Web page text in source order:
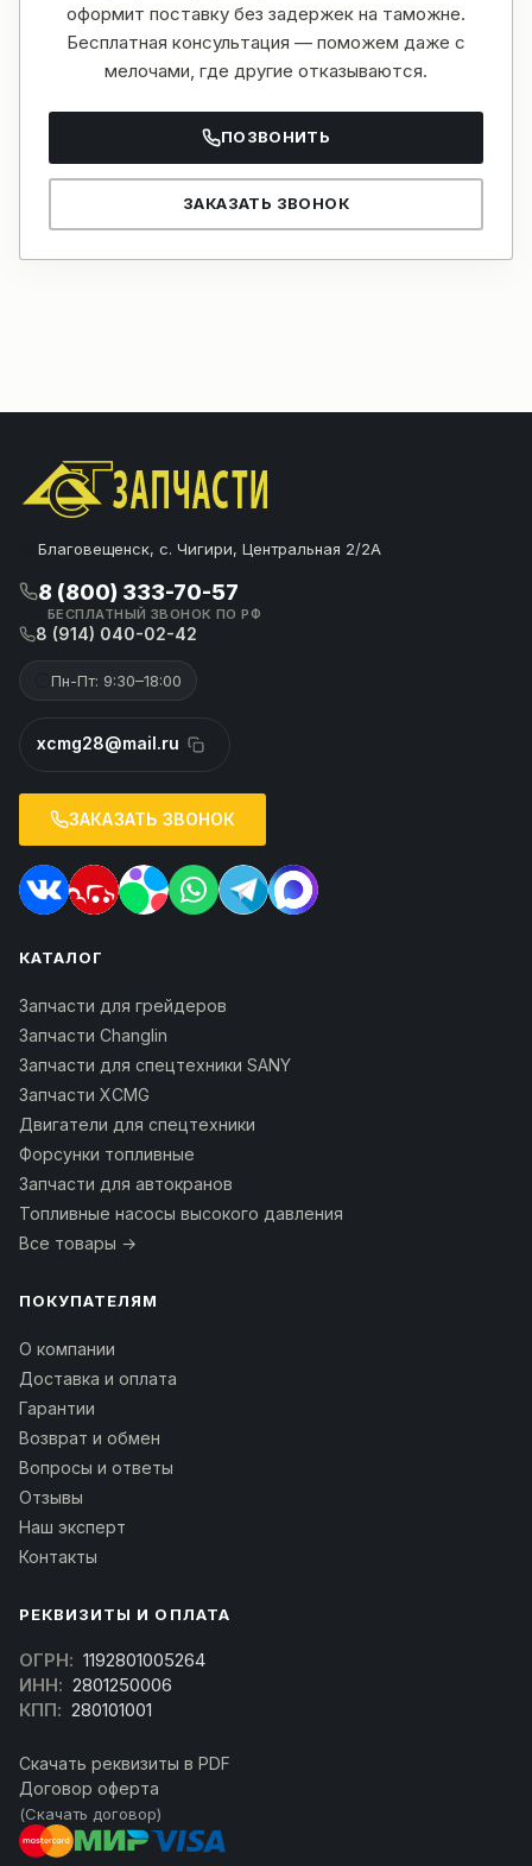
оформит поставку без задержек на таможне.
Бесплатная консультация — поможем даже с
мелочами, где другие отказываются.
ПОЗВОНИТЬ
ЗАКАЗАТЬ ЗВОНОК
Благовещенск, с. Чигири, Центральная 2/2А
8 (800) 333-70-57
БЕСПЛАТНЫЙ ЗВОНОК ПО РФ
8 (914) 040-02-42
Пн-Пт: 9:30–18:00
xcmg28@mail.ru
ЗАКАЗАТЬ ЗВОНОК
КАТАЛОГ
Запчасти для грейдеров
Запчасти Changlin
Запчасти для спецтехники SANY
Запчасти XCMG
Двигатели для спецтехники
Форсунки топливные
Запчасти для автокранов
Топливные насосы высокого давления
Все товары →
ПОКУПАТЕЛЯМ
О компании
Доставка и оплата
Гарантии
Возврат и обмен
Вопросы и ответы
Отзывы
Наш эксперт
Контакты
РЕКВИЗИТЫ И ОПЛАТА
ОГРН: 1192801005264
ИНН: 2801250006
КПП: 280101001
Скачать реквизиты в PDF
Договор оферта
(Скачать договор)